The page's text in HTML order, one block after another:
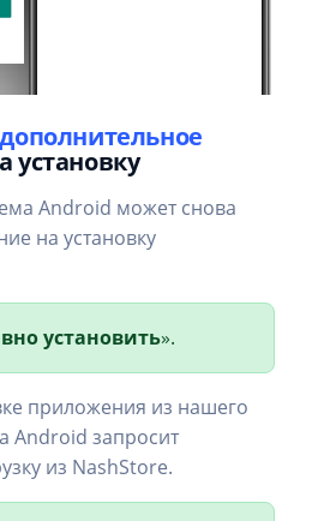
дополнительное
установку
Android может снова
на установку
установить».
приложения из нашего
Android запросит
из NashStore.